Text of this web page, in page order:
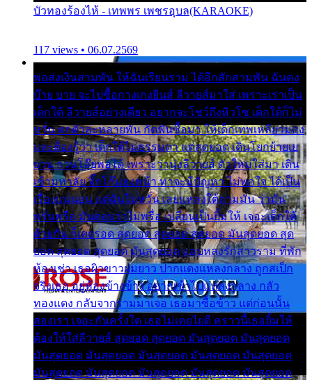
บัวทองร้องไห้ - เทพพร เพชรอุบล(KARAOKE)
117 views • 06.07.2569
พ่อส่งเงินสามพัน ให้ฉันเรียนราม ได้อีกสักสามพัน ฉันคง
บ๊าย บาย จะไปซื้อกางเกงยีนส์ ลีวายส์มาใส่ เพราะเราเป็น
เด็กใต้ ลีวายส์อย่างเดียว อยากจะโชว์ถึงหิวโซ เด็กใต้ก็ไม่
หวั่น ตกตัวละหลายพัน กัดฟันซื้อมา ให้เด็กเทพเหลียวมอง
และต้องรู้ว่า เด็กใต้ไม่ธรรมดา แต่สุดยอด เดินโยกย้ายเย
ยวน กวนโอ๊ยพอได้ เพราะว่านุ่งลีวายส์ ตัวใหม่ใส่มา เดิน
เข้ามหาลัย จิ๊กโก๊มองหน้า ท่าจะมีปัญหา ไม่พอใจ ได้เป็น
เรื่องแน่นอน แต่ฉันไม่หวั่น เลยแหลงใต้ถามมัน ว่ามัน
พรั่นพรือ มันตอบว่าไม่พรื่อ เปลี่ยนเป็นยิ้มให้ เจอะเด็กใต้
ด้วยกัน ก็เลยรอด สุดยอด สุดยอด สุดยอด มันสุดยอด สุด
ยอด สุดยอด สุดยอด มันสุดยอด แอบหลงรักสาวราม ที่พัก
ห้องเช่า เธอผิวขาวผมยาว ปากแดงแหลงกลาง ถูกสเป็ก
จริงเธอ อยู่ห้องข้างข้าง อยากเข้าไปแหลงกลาง กลัว
ทองแดง กลับจากรามมาเจอ เธอมาซื้อข้าว แต่ก่อนนั้น
สองเรา เจอะกันครั้งใด เธอไม่เคยไยดี คราวนี้เธอยิ้มให้
ต้องให้ใส่ลีวายส์ สุดยอด สุดยอด มันสุดยอด มันสุดยอด
มันสุดยอด มันสุดยอด มันสุดยอด มันสุดยอด มันสุดยอด
มันสุดยอด มันสุดยอด มันสุดยอด มันสุดยอด มันสุดยอด